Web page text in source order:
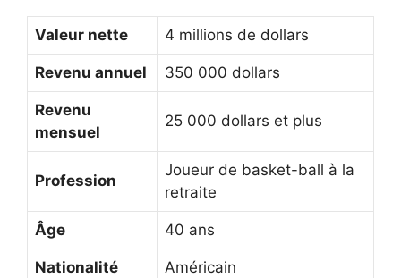
Valeur nette 4 millions de dollars
Revenu annuel 350 000 dollars
Revenu
mensuel
25 000 dollars et plus
Profession
Joueur de basket-ball à la
retraite
Âge 40 ans
Nationalité Américain